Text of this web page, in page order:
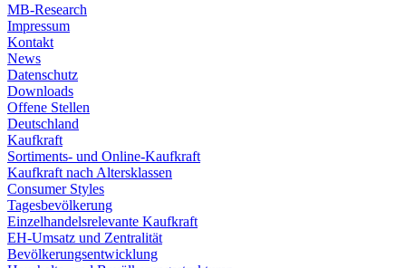
MB-Research
Impressum
Kontakt
News
Datenschutz
Downloads
Offene Stellen
Deutschland
Kaufkraft
Sortiments- und Online-Kaufkraft
Kaufkraft nach Altersklassen
Consumer Styles
Tagesbevölkerung
Einzelhandelsrelevante Kaufkraft
EH-Umsatz und Zentralität
Bevölkerungsentwicklung